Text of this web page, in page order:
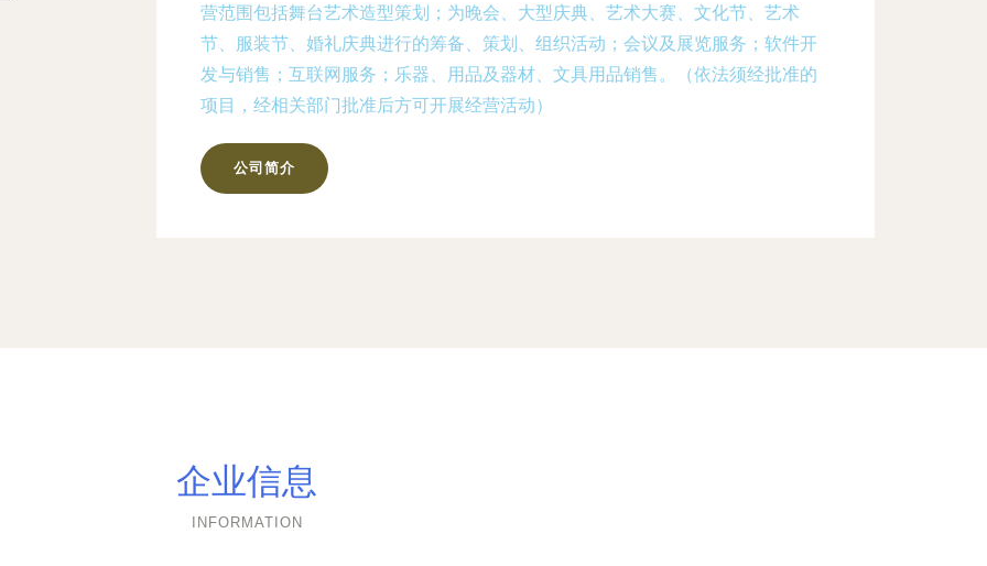
营范围包括舞台艺术造型策划；为晚会、大型庆典、艺术大赛、文化节、艺术
节、服装节、婚礼庆典进行的筹备、策划、组织活动；会议及展览服务；软件开
发与销售；互联网服务；乐器、用品及器材、文具用品销售。（依法须经批准的
项目，经相关部门批准后方可开展经营活动）
公司简介
企业信息
INFORMATION